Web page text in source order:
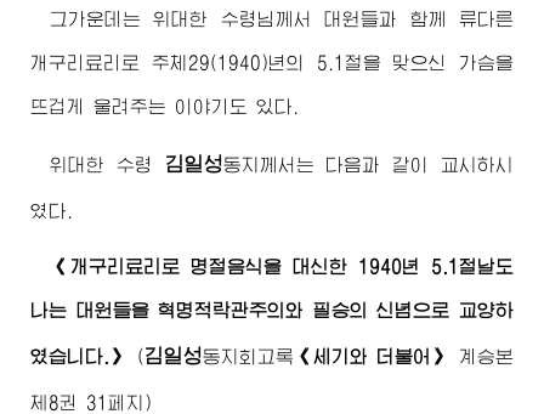
그가운데는위대한 수령님께서 대원들과 함께 류다른
개구리료리로 주체29(1940)년의 5.1절을 맞으신 가슴을
뜨겁게 울려주는 이야기도 있다.
위대한 수령 김일성동지 께서는 다음과 같이 교시하시
였다.
《개구리료리로 명절음식을 대신한 1940년 5.1절날도
나는 대원들을 혁명적락관주의와 필승의 신념으로 교양하
였습니다.》 ( 김일성동지회고록 《세기와 더불어》 계승본
제8권 31페지)